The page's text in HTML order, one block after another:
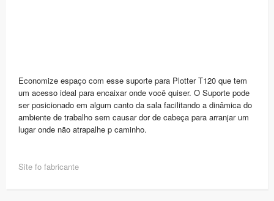
Economize espaço com esse suporte para Plotter T120 que tem
um acesso ideal para encaixar onde você quiser. O Suporte pode
ser posicionado em algum canto da sala facilitando a dinâmica do
ambiente de trabalho sem causar dor de cabeça para arranjar um
lugar onde não atrapalhe p caminho.
Site fo fabricante